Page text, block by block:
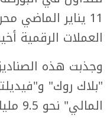
11 يناير الماضي
العملات الرقمية
وجذبت هذه
"بلاك روك"
المالي" نحو 9.5 مليارات دولار منذ إطلاقها.